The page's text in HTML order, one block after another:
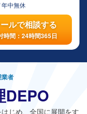
年中無休
ルで相談する
時間：24時間365日
者
DEPO
じめ、全国に展開をす